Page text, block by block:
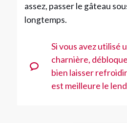
assez, passer le gâteau
longtemps.
Si vous avez utilisé
charnière,
bien laisser
est meilleure le